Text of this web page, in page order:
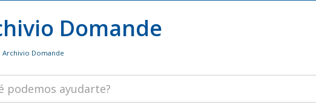
Domande
Archivio Domande